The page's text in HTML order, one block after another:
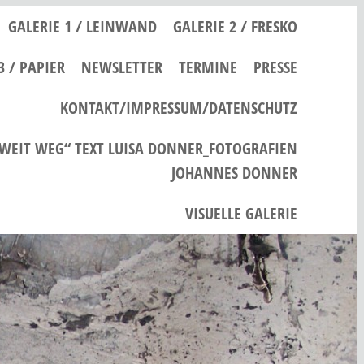
GALERIE 1 / LEINWAND
GALERIE 2 / FRESKO
/ PAPIER
NEWSLETTER TERMINE
PRESSE
KONTAKT/IMPRESSUM/DATENSCHUTZ
WEG“ TEXT LUISA DONNER_FOTOGRAFIEN
JOHANNES DONNER
VISUELLE GALERIE